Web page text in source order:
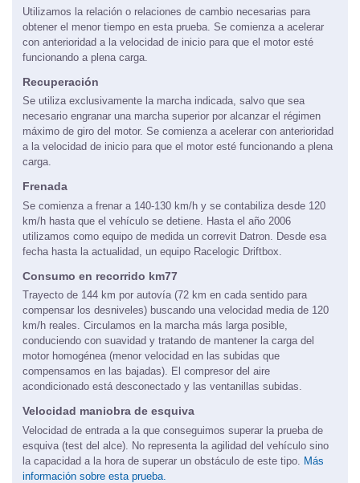
Utilizamos la relación o relaciones de cambio necesarias para
obtener el menor tiempo en esta prueba. Se comienza a acelerar
con anterioridad a la velocidad de inicio para que el motor esté
funcionando a plena carga.
Recuperación
Se utiliza exclusivamente la marcha indicada, salvo que sea
necesario engranar una marcha superior por alcanzar el régimen
máximo de giro del motor. Se comienza a acelerar con anterioridad
a la velocidad de inicio para que el motor esté funcionando a plena
carga.
Frenada
Se comienza a frenar a 140-130 km/h y se contabiliza desde 120
km/h hasta que el vehículo se detiene. Hasta el año 2006
utilizamos como equipo de medida un correvit Datron. Desde esa
fecha hasta la actualidad, un equipo Racelogic Driftbox.
Consumo en recorrido km77
Trayecto de 144 km por autovía (72 km en cada sentido para
compensar los desniveles) buscando una velocidad media de 120
km/h reales. Circulamos en la marcha más larga posible,
conduciendo con suavidad y tratando de mantener la carga del
motor homogénea (menor velocidad en las subidas que
compensamos en las bajadas). El compresor del aire
acondicionado está desconectado y las ventanillas subidas.
Velocidad maniobra de esquiva
Velocidad de entrada a la que conseguimos superar la prueba de
esquiva (test del alce). No representa la agilidad del vehículo sino
la capacidad a la hora de superar un obstáculo de este tipo. Más
información sobre esta prueba.